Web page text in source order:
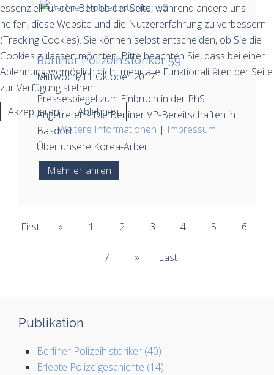
Berliner Polizeihistoriker 59
Mittwoch, 11 Oktober 2017
Pressespiegel zum Einbruch in der PhS
Angetreten - Die Berliner VP-Bereitschaften in
Basdorf
Über unsere Korea-Arbeit
Mehr erfahren
First « 1 2 3 4 5 6
7 » Last
Publikation
Berliner Polizeihistoriker (40)
Erlebte Polizeigeschichte (14)
essenziell für den Betrieb der Seite, während andere uns
helfen, diese Website und die Nutzererfahrung zu verbessern
(Tracking Cookies). Sie können selbst entscheiden, ob Sie die
Cookies zulassen möchten. Bitte beachten Sie, dass bei einer
Ablehnung womöglich nicht mehr alle Funktionalitäten der Seite
zur Verfügung stehen.
Akzeptieren
Ablehnen
Weitere Informationen | Impressum